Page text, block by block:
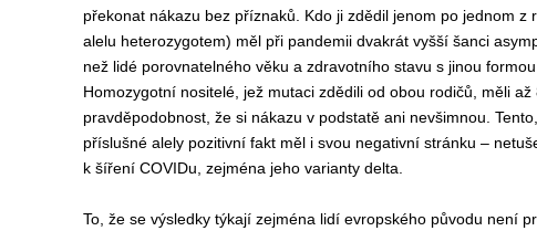
překonat nákazu bez příznaků. Kdo ji zdědil jenom po jednom z
alelu heterozygotem) měl při pandemii dvakrát vyšší šanci
než lidé porovnatelného věku a zdravotního stavu s jinou
Homozygotní nositelé, jež mutaci zdědili od obou rodičů, měli až
pravděpodobnost, že si nákazu v podstatě ani nevšimnou.
příslušné alely pozitivní fakt měl i svou negativní stránku –
k šíření COVIDu, zejména jeho varianty delta.
To, že se výsledky týkají zejména lidí evropského původu není